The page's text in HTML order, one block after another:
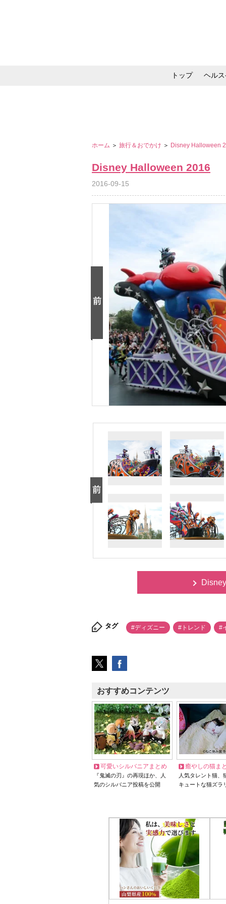
トップ ヘル
ホーム ＞ 旅行＆おでかけ ＞ Disney Halloween
Disney Halloween 2016
2016-09-15
タグ #ディズニー #トレンド #
おすすめコンテンツ
可愛いシルバニアまとめ
『鬼滅の刃』の再現ほか、人
気のシルバニア投稿を公開
癒やしの猫ま
人気タレント猫
キュートな猫ズラ